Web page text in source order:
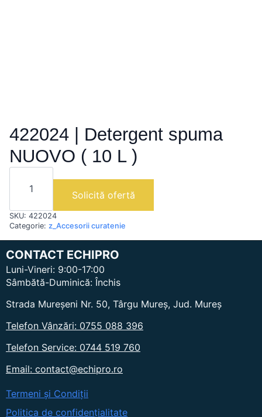
422024 | Detergent spuma
NUOVO ( 10 L )
Cantitate
spuma
NUOVO
(
)
Solicită ofertă
SKU: 422024
Categorie: z_Accesorii curatenie
CONTACT ECHIPRO
Luni-Vineri: 9:00-17:00
Sâmbătă-Duminică: Închis
Strada Mureșeni Nr. 50, Târgu Mureș, Jud. Mureș
Telefon Vânzări: 0755 088 396
Telefon Service: 0744 519 760
Email: contact@echipro.ro
Termeni și Condiții
Politica de confidențialitate